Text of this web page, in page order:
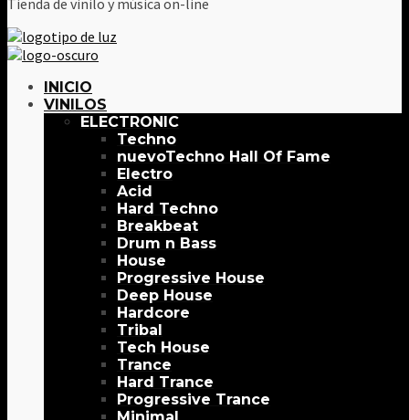
Tienda de vinilo y música on-line
INICIO
VINILOS
ELECTRONIC
Techno
Techno Hall Of Fame
Electro
Acid
Hard Techno
Breakbeat
Drum n Bass
House
Progressive House
Deep House
Hardcore
Tribal
Tech House
Trance
Hard Trance
Progressive Trance